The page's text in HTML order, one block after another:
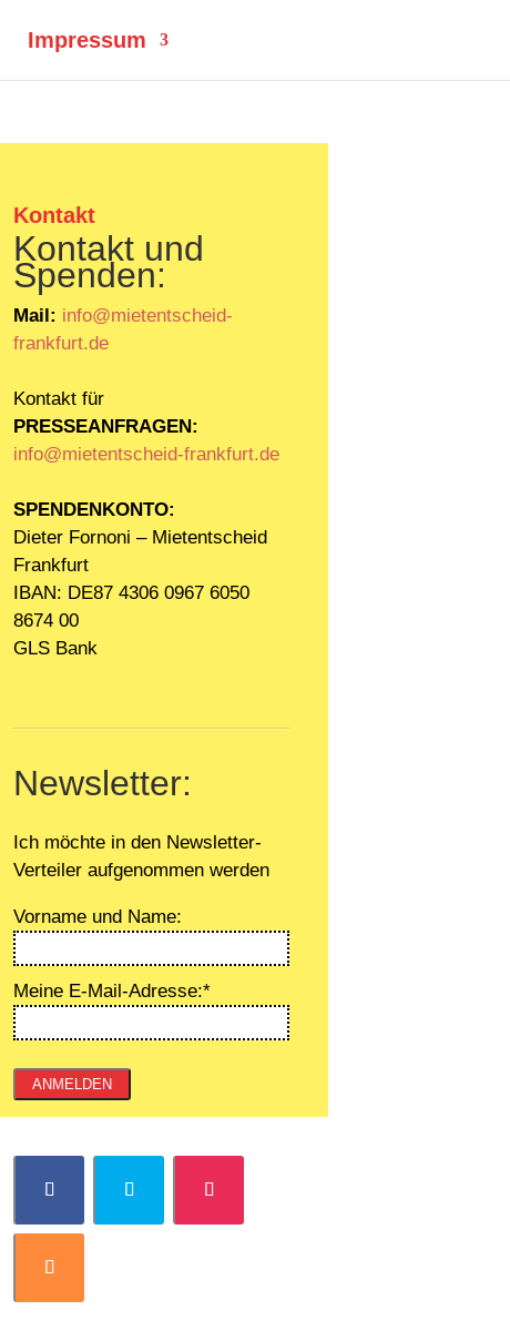
Impressum
Kontakt
Kontakt und
Spenden:
Mail: info@mietentscheid-
frankfurt.de
Kontakt für
PRESSEANFRAGEN:
info@mietentscheid-frankfurt.de
SPENDENKONTO:
Dieter Fornoni – Mietentscheid
Frankfurt
IBAN: DE87 4306 0967 6050
8674 00
GLS Bank
Newsletter:
Ich möchte in den Newsletter-
Verteiler aufgenommen werden
Vorname und Name:
Meine E-Mail-Adresse:*